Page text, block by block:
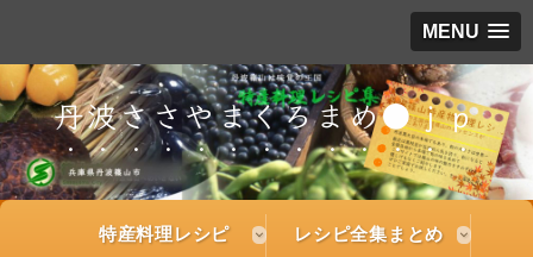
MENU
丹波ささやまくろまめ●ｊｐ
特産料理レシピ レシピ全集まとめ